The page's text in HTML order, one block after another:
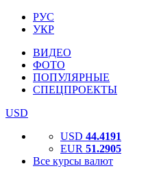
РУС
УКР
ВИДЕО
ФОТО
ПОПУЛЯРНЫЕ
СПЕЦПРОЕКТЫ
USD
USD 44.4191
EUR 51.2905
Все курсы валют